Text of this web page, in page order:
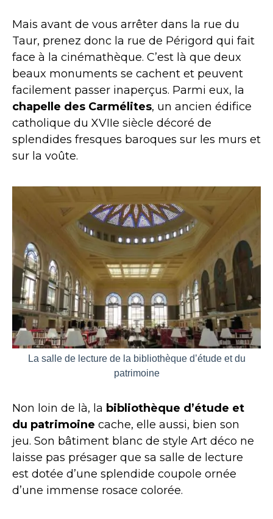
Mais avant de vous arrêter dans la rue du
Taur, prenez donc la rue de Périgord qui fait
face à la cinémathèque. C’est là que deux
beaux monuments se cachent et peuvent
facilement passer inaperçus. Parmi eux, la
chapelle des Carmélites, un ancien édifice
catholique du XVIIe siècle décoré de
splendides fresques baroques sur les murs et
sur la voûte.
La salle de lecture de la bibliothèque d’étude et du
patrimoine
Non loin de là, la bibliothèque d’étude et
du patrimoine cache, elle aussi, bien son
jeu. Son bâtiment blanc de style Art déco ne
laisse pas présager que sa salle de lecture
est dotée d’une splendide coupole ornée
d’une immense rosace colorée.